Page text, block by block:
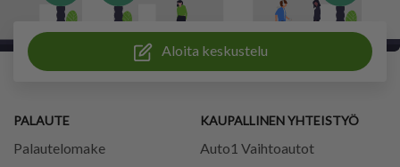
Aloita keskustelu
PALAUTE
Palautelomake
KAUPALLINEN YHTEISTYÖ
Auto1 Vaihtoautot